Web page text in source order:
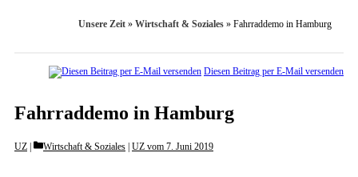
Unsere Zeit » Wirtschaft & Soziales » Fahrraddemo in Hamburg
Diesen Beitrag per E-Mail versenden
Fahrraddemo in Hamburg
UZ Categories
Wirtschaft & Soziales UZ vom 7. Juni 2019